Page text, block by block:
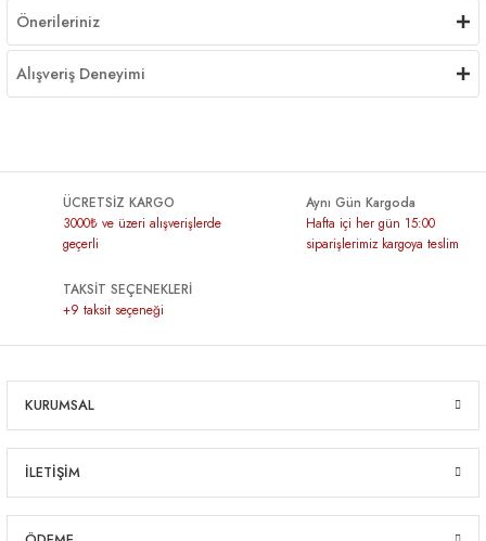
Önerileriniz
Alışveriş Deneyimi
ÜCRETSİZ KARGO
3000₺ ve üzeri alışverişlerde
geçerli
Aynı Gün Kargoda
Hafta içi her gün 15:00
siparişlerimiz kargoya teslim
TAKSİT SEÇENEKLERİ
+9 taksit seçeneği
KURUMSAL
İLETİŞİM